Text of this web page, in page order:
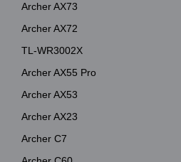
Archer AX73
Archer AX72
TL-WR3002X
Archer AX55 Pro
Archer AX53
Archer AX23
Archer C7